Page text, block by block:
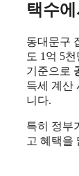
택수
동대문구
도 1억 5
기준으로
득세 계산
니다.
특히 정부
고 혜택을